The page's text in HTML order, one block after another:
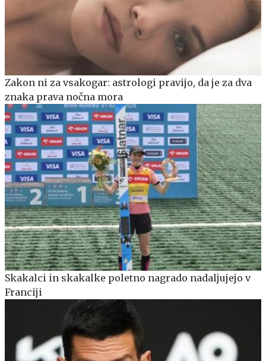
Zakon ni za vsakogar: astrologi pravijo, da je za dva
znaka prava nočna mora
Skakalci in skakalke poletno nagrado nadaljujejo v
Franciji